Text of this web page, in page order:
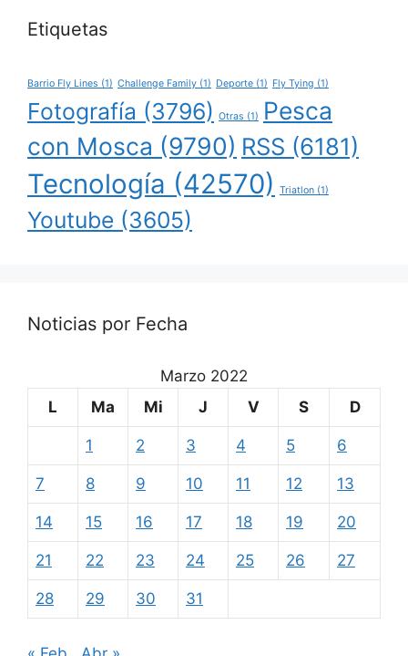
Etiquetas
Barrio Fly Lines (1) Challenge Family (1) Deporte (1) Fly Tying (1)
Fotografía (3796) Otras (1)
Pesca
con Mosca (9790) RSS (6181)
Tecnología (42570) Triatlon (1)
Youtube (3605)
Noticias por Fecha
Marzo 2022
L
Ma Mi J V S D
1 2 3 4 5 6
7 8 9 10 11 12 13
14 15 16 17 18 19 20
21 22 23 24 25 26 27
28 29 30 31